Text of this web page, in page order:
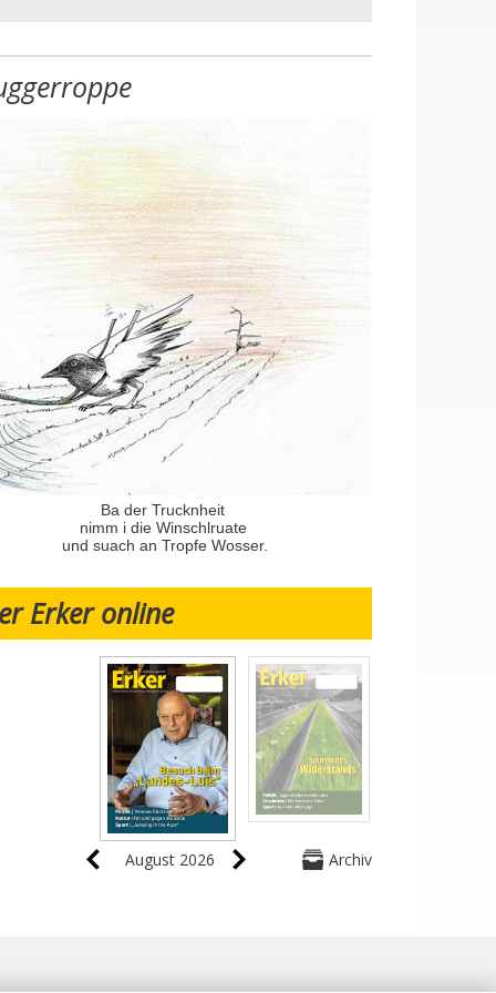
Ba der Trucknheit
nimm i die Winschlruate
und suach an Tropfe Wosser.
Erker online
August 2026 Archiv